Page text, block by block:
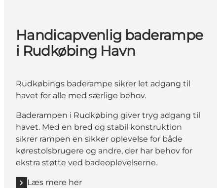
Handicapvenlig baderampe
i Rudkøbing Havn
Rudkøbings baderampe sikrer let adgang til
havet for alle med særlige behov.
Baderampen i Rudkøbing giver tryg adgang til
havet. Med en bred og stabil konstruktion
sikrer rampen en sikker oplevelse for både
kørestolsbrugere og andre, der har behov for
ekstra støtte ved badeoplevelserne.
Læs mere her